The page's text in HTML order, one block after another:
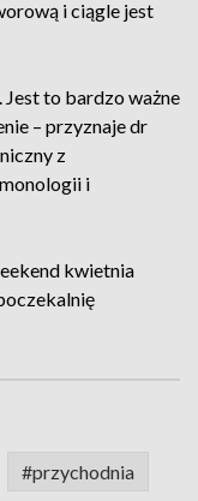
i ciągle jest
Jest to bardzo ważne
– przyznaje dr
z
i
kwietnia
#przychodnia